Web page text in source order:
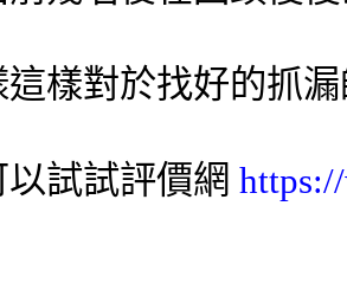
這樣對於找好的抓
以試試評價網